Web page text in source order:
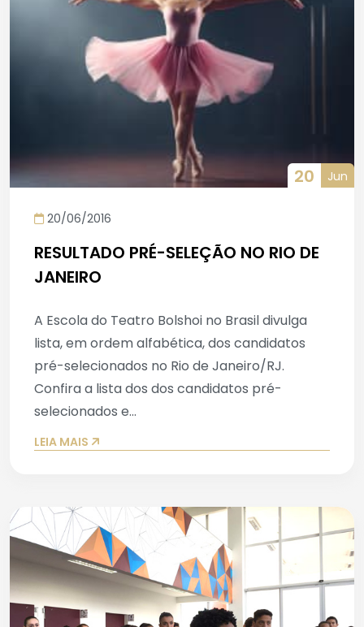
20 Jun
20/06/2016
RESULTADO PRÉ-SELEÇÃO NO RIO DE
JANEIRO
A Escola do Teatro Bolshoi no Brasil divulga
lista, em ordem alfabética, dos candidatos
pré-selecionados no Rio de Janeiro/RJ.
Confira a lista dos dos candidatos pré-
selecionados e...
LEIA MAIS